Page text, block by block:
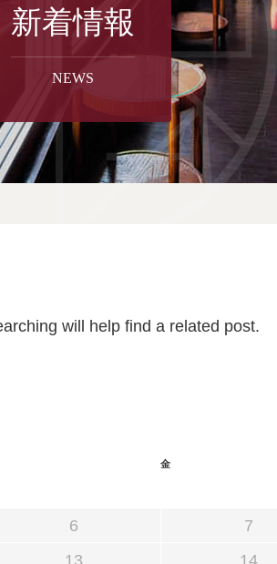
privilege
よくあ
宿泊予約
宿泊約款
新着情報
NEWS
will help find a related post.
金
6 7
13 14